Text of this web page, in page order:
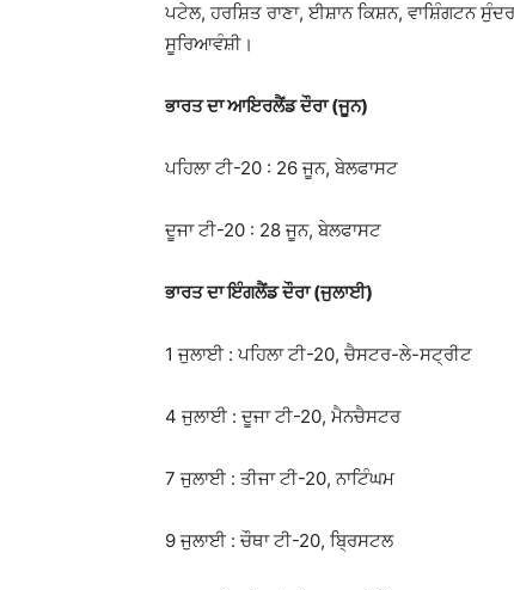
ਪਟੇਲ, ਹਰਸ਼ਿਤ ਰਾਣਾ, ਈਸ਼ਾਨ ਕਿਸ਼ਨ, ਵਾਸ਼ਿੰਗਟਨ
ਸੂਰਿਆਵੰਸ਼ੀ।
ਭਾਰਤ ਦਾ ਆਇਰਲੈਂਡ ਦੌਰਾ (ਜੂਨ)
ਪਹਿਲਾ ਟੀ-20 : 26 ਜੂਨ, ਬੇਲਫਾਸਟ
ਦੂਜਾ ਟੀ-20 : 28 ਜੂਨ, ਬੇਲਫਾਸਟ
ਭਾਰਤ ਦਾ ਇੰਗਲੈਂਡ ਦੌਰਾ (ਜੁਲਾਈ)
1 ਜੁਲਾਈ : ਪਹਿਲਾ ਟੀ-20, ਚੈਸਟਰ-ਲੇ-ਸਟ੍ਰੀਟ
4 ਜੁਲਾਈ : ਦੂਜਾ ਟੀ-20, ਮੈਨਚੈਸਟਰ
7 ਜੁਲਾਈ : ਤੀਜਾ ਟੀ-20, ਨਾਟਿੰਘਮ
9 ਜੁਲਾਈ : ਚੌਥਾ ਟੀ-20, ਬ੍ਰਿਸਟਲ